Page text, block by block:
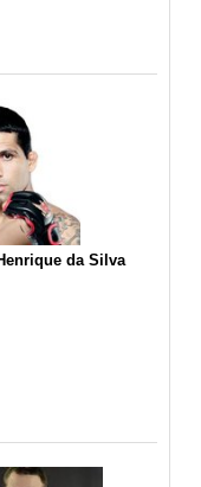
da Silva